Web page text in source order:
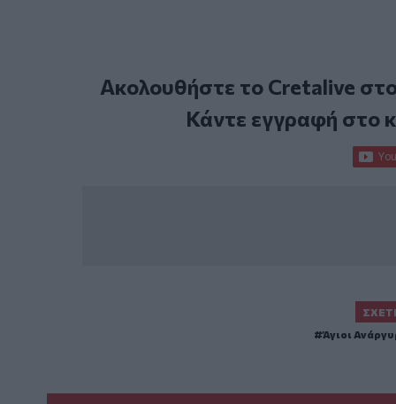
Ακολουθήστε το Cretalive
Κάντε εγγραφή στο
Άγιοι